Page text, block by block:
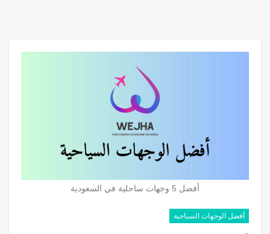
أفضل 5 وجهات ساحلية في السعودية
أفضل الوجهات السياحية